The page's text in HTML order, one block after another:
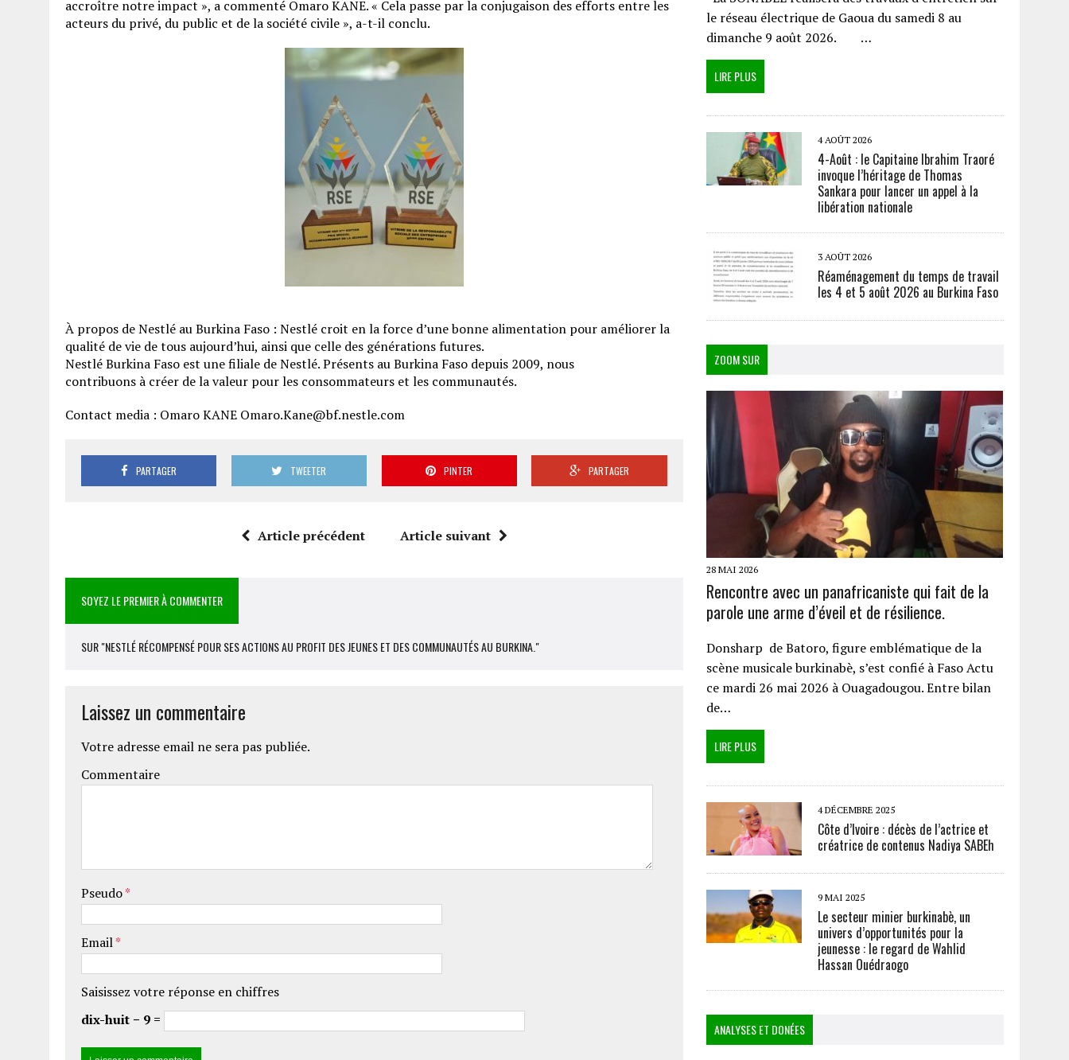
accroître notre impact », a commenté Omaro KANE. « Cela passe par la conjugaison des efforts entre les
acteurs du privé, du public et de la société civile », a-t-il conclu.
À propos de Nestlé au Burkina Faso : Nestlé croit en la force d’une bonne alimentation pour améliorer la
qualité de vie de tous aujourd’hui, ainsi que celle des générations futures.
Nestlé Burkina Faso est une filiale de Nestlé. Présents au Burkina Faso depuis 2009, nous
contribuons à créer de la valeur pour les consommateurs et les communautés.
Contact media : Omaro KANE Omaro.Kane@bf.nestle.com
PARTAGER TWEETER PINTER PARTAGER
Article précédent Article suivant
SOYEZ LE PREMIER À COMMENTER
SUR "NESTLÉ RÉCOMPENSÉ POUR SES ACTIONS AU PROFIT DES JEUNES ET DES COMMUNAUTÉS AU BURKINA."
Laissez un commentaire
Votre adresse email ne sera pas publiée.
Commentaire
Pseudo*
Email*
Saisissez votre réponse en chiffres
dix-huit − 9 =
le réseau électrique de Gaoua du samedi 8 au
dimanche 9 août 2026. …
LIRE PLUS
4 AOÛT 2026
4-Août : le Capitaine Ibrahim Traoré
invoque l’héritage de Thomas
Sankara pour lancer un appel à la
libération nationale
3 AOÛT 2026
Réaménagement du temps de travail
les 4 et 5 août 2026 au Burkina Faso
ZOOM SUR
28 MAI 2026
Rencontre avec un panafricaniste qui fait de la
parole une arme d’éveil et de résilience.
Donsharp de Batoro, figure emblématique de la
scène musicale burkinabè, s’est confié à Faso Actu
ce mardi 26 mai 2026 à Ouagadougou. Entre bilan
de…
LIRE PLUS
4 DÉCEMBRE 2025
Côte d’Ivoire : décès de l’actrice et
créatrice de contenus Nadiya SABEh
9 MAI 2025
Le secteur minier burkinabè, un
univers d’opportunités pour la
jeunesse : le regard de Wahlid
Hassan Ouédraogo
ANALYSES ET DONÉES